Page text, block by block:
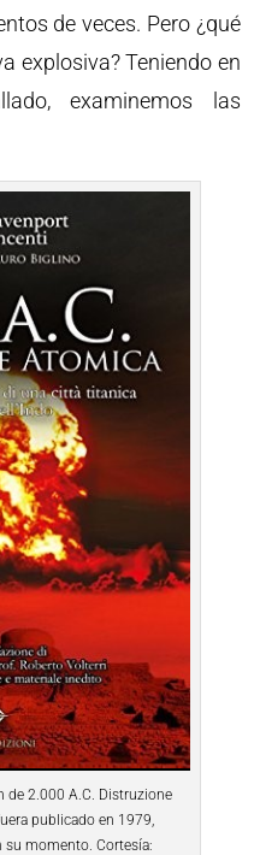
de veces. Pero ¿qué
explosiva? Teniendo en
examinemos las
de 2.000 A.C. Distruzione
publicado en 1979,
su momento. Cortesía: